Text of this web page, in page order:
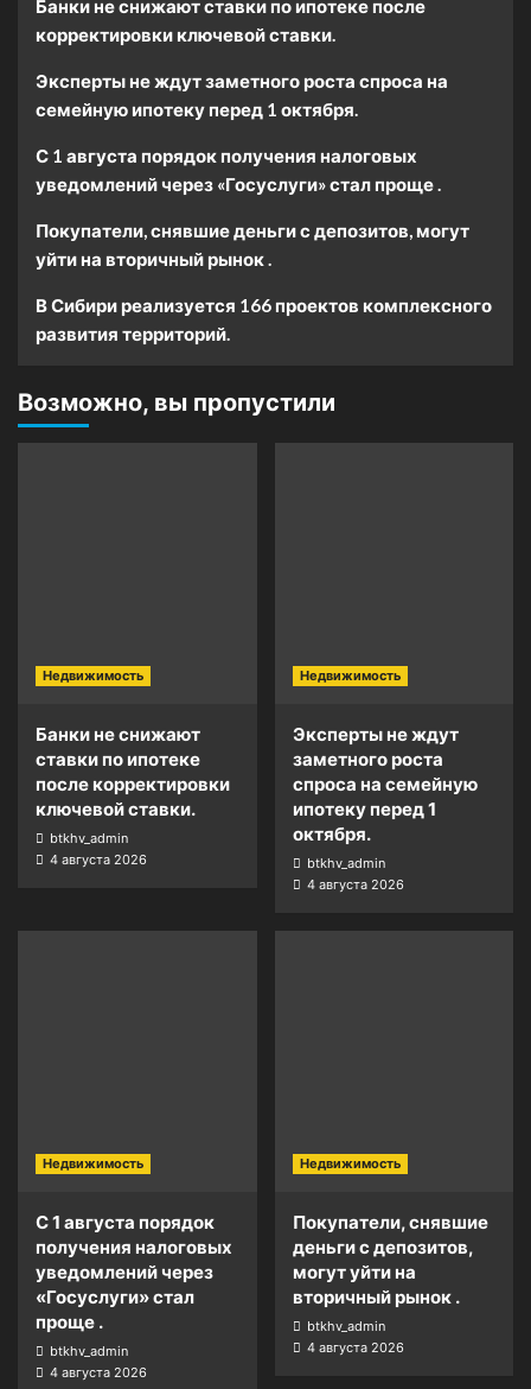
Банки не снижают ставки по ипотеке после
корректировки ключевой ставки.
Эксперты не ждут заметного роста спроса на
семейную ипотеку перед 1 октября.
С 1 августа порядок получения налоговых
уведомлений через «Госуслуги» стал проще .
Покупатели, снявшие деньги с депозитов, могут
уйти на вторичный рынок .
В Сибири реализуется 166 проектов комплексного
развития территорий.
Возможно, вы пропустили
Недвижимость
Банки не снижают
ставки по ипотеке
после корректировки
ключевой ставки.
btkhv_admin
4 августа 2026
Недвижимость
Эксперты не ждут
заметного роста
спроса на семейную
ипотеку перед 1
октября.
btkhv_admin
4 августа 2026
Недвижимость
С 1 августа порядок
получения налоговых
уведомлений через
«Госуслуги» стал
проще .
btkhv_admin
4 августа 2026
Недвижимость
Покупатели, снявшие
деньги с депозитов,
могут уйти на
вторичный рынок .
btkhv_admin
4 августа 2026